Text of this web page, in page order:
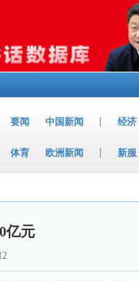
要闻 中国新闻 经济
体育 欧洲新闻 新服
亿元